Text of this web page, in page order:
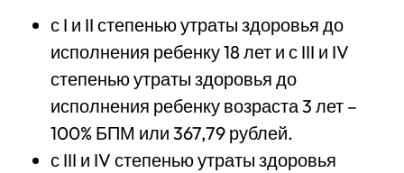
с I и II степенью утраты здоровья до
исполнения ребенку 18 лет и с III и IV
степенью утраты здоровья до
исполнения ребенку возраста 3 лет –
100% БПМ или 367,79 рублей.
с III и IV степенью утраты здоровья